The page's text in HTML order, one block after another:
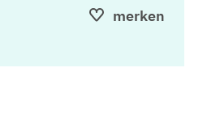
merken